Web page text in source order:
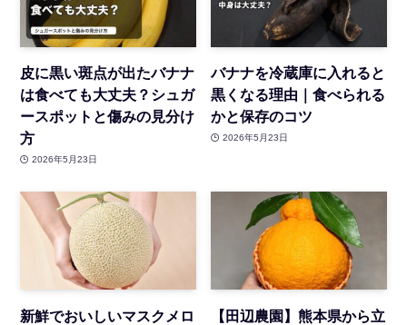
皮に黒い斑点が出たバナナ
は食べても大丈夫？シュガ
ースポットと傷みの見分け
方
2026年5月23日
バナナを冷蔵庫に入れると
黒くなる理由｜食べられる
かと保存のコツ
2026年5月23日
新鮮でおいしいマスクメロ
【田辺農園】熊本県から立